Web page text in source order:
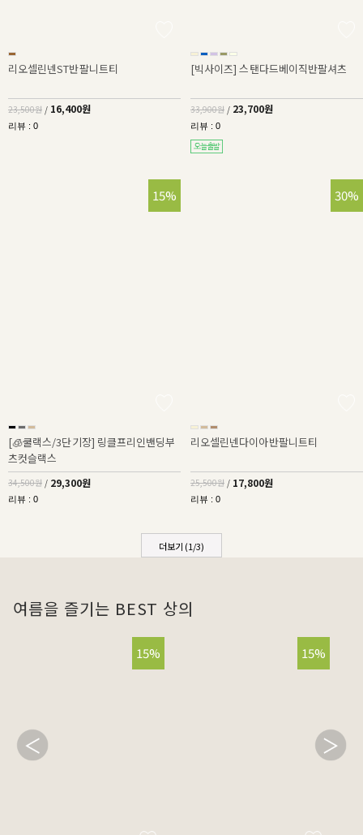
리오셀린넨ST반팔니트티
23,500원 / 16,400원
리뷰 : 0
[빅사이즈] 스탠다드베이직반팔셔츠
33,900원 / 23,700원
리뷰 : 0
15%
[🧊쿨랙스/3단기장] 링클프리인밴딩부
츠컷슬랙스
34,500원 / 29,300원
리뷰 : 0
30%
리오셀린넨다이아반팔니트티
25,500원 / 17,800원
리뷰 : 0
더보기 (1/3)
여름을 즐기는 BEST 상의
15% 15%